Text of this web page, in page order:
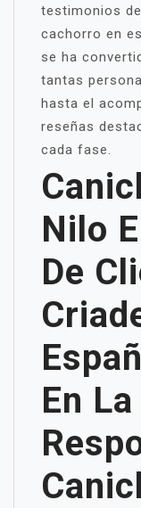
testimonios
cachorro en
se ha
tantas
hasta el
reseñas
cada fase.
Nilo
De
En